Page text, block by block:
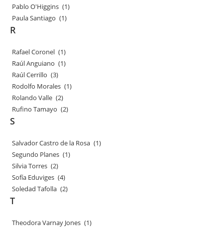
Pablo O'Higgins (1)
Paula Santiago (1)
R
Rafael Coronel (1)
Raúl Anguiano (1)
Raúl Cerrillo (3)
Rodolfo Morales (1)
Rolando Valle (2)
Rufino Tamayo (2)
S
Salvador Castro de la Rosa (1)
Segundo Planes (1)
Silvia Torres (2)
Sofía Eduviges (4)
Soledad Tafolla (2)
T
Theodora Varnay Jones (1)